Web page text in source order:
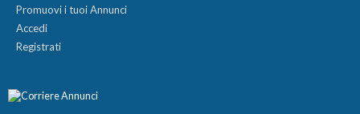
Promuovi i tuoi Annunci
Accedi
Registrati